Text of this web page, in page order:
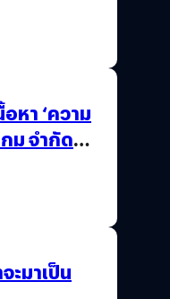
ทะลุ 15
หา ‘ความ
ม จำกัด
ะมาเป็น